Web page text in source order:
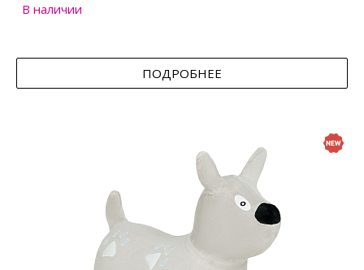
В наличии
ПОДРОБНЕЕ